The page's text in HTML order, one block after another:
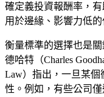
確定義投資報酬率，
用於邊緣、影響力低的
衡量標準的選擇也是
德哈特（Charles
Law）指出，一旦某
性。例如，有些公司